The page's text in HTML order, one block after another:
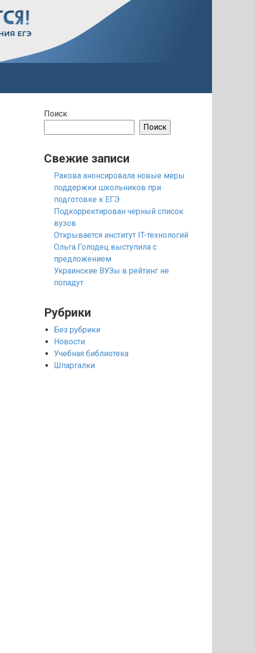
Поиск
Поиск
Свежие записи
Ракова анонсировала новые меры
поддержки школьников при
подготовке к ЕГЭ
Подкорректирован черный список
вузов
Открывается институт IT-технологий
Ольга Голодец выступила с
предложением
Украинские ВУЗы в рейтинг не
попадут
Рубрики
Без рубрики
Новости
Учебная библиотека
Шпаргалки